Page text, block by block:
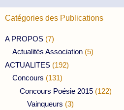
Catégories des Publications
A PROPOS (7)
Actualités Association (5)
ACTUALITES (192)
Concours (131)
Concours Poésie 2015 (122)
Vainqueurs (3)